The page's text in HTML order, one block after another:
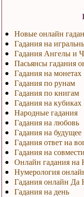
Новые онлайн
Гадания на
Гадания Ангелы и
Пасьянсы гадания
Гадания на монетах
Гадания по рунам
Гадания по книгам
Гадания на кубиках
Народные гадания
Гадания на любовь
Гадания на будущее
Гадания ответ на
Гадания на
Онлайн гадания на
Нумерология
Гадания онлайн Да
Гадания на день